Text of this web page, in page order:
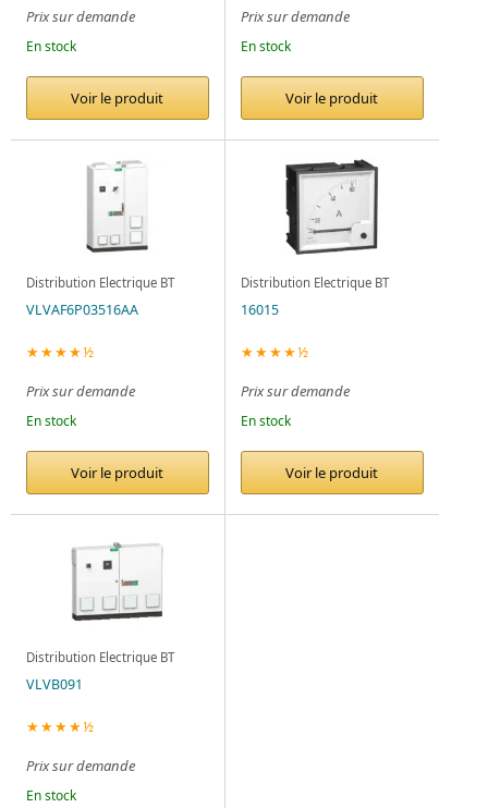
Prix sur demande
En stock
Voir le produit
Prix sur demande
En stock
Voir le produit
Distribution Electrique BT
VLVAF6P03516AA
★★★★½
Prix sur demande
En stock
Voir le produit
Distribution Electrique BT
16015
★★★★½
Prix sur demande
En stock
Voir le produit
Distribution Electrique BT
VLVB091
★★★★½
Prix sur demande
En stock